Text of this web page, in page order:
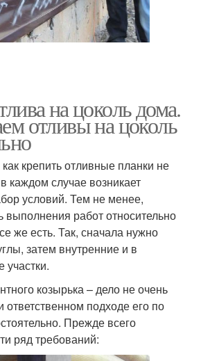
на цоколь дома.
отливы на цоколь
крепить отливные планки не
каждом случае возникает
условий. Тем не менее,
выполнения работ относительно
же есть. Так, сначала нужно
затем внутренние и в
козырька – дело не очень
ответственном подходе его по
Прежде всего
ряд требований: